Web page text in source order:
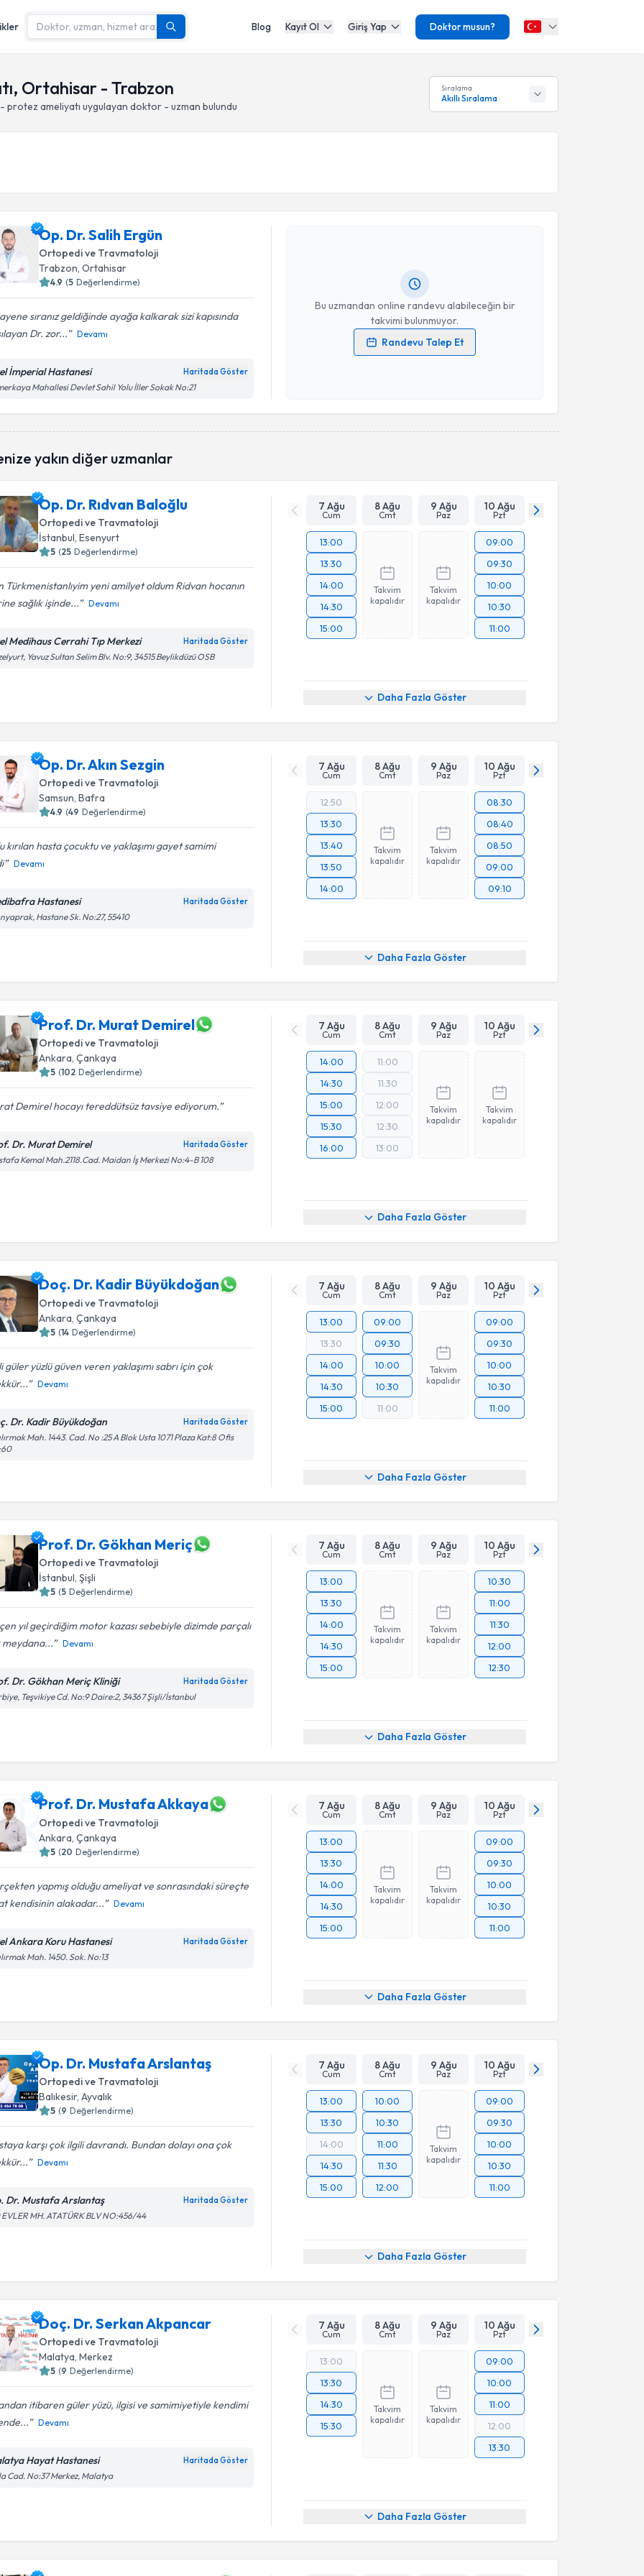
Blog Kayıt Ol Giriş Yap Doktor musun?
Ortahisar - Trabzon
protez ameliyatı uygulayan doktor - uzman bulundu
Sıralama
Akıllı Sıralama
Op. Dr. Salih Ergün
Ortopedi ve Travmatoloji
Trabzon, Ortahisar
4.9 (5 Değerlendirme)
sıranız geldiğinde ayağa kalkarak sizi kapısında
Dr. zor...
Devamı
İmperial Hastanesi Haritada Göster
Mahallesi Devlet Sahil Yolu İller Sokak No:21
Bu uzmandan online randevu alabileceğin bir
takvimi bulunmuyor.
Randevu Talep Et
Op. Dr. Salih Ergün
Kişisel verilerimin işlenmesine ilişkinAydınlatma Metni
Takvim Talebini Gönder
yakın diğer uzmanlar
Op. Dr. Rıdvan Baloğlu
Ortopedi ve Travmatoloji
İstanbul, Esenyurt
5 (25 Değerlendirme)
Türkmenistanlıyim yeni amilyet oldum Ridvan hocanın
sağlık işinde...
Devamı
Medihaus Cerrahi Tıp Merkezi Haritada Göster
Yavuz Sultan Selim Blv. No:9, 34515 Beylikdüzü OSB
7 Ağu
Cum
8 Ağu
Cmt
9 Ağu
Paz
10 Ağu
Pzt
13:00
13:30
14:00
14:30
15:00
Takvim
kapalıdır
Takvim
kapalıdır
09:00
09:30
10:00
10:30
11:00
Daha Fazla Göster
Op. Dr. Akın Sezgin
Ortopedi ve Travmatoloji
Samsun , Bafra
4.9 (49 Değerlendirme)
kırılan hasta çocuktu ve yaklaşımı gayet samimi
Devamı
Hastanesi Haritada Göster
Hastane Sk. No:27, 55410
7 Ağu
Cum
8 Ağu
Cmt
9 Ağu
Paz
10 Ağu
Pzt
12:50
13:30
13:40
13:50
14:00
Takvim
kapalıdır
Takvim
kapalıdır
08:30
08:40
08:50
09:00
09:10
Daha Fazla Göster
Prof. Dr. Murat Demirel
Ortopedi ve Travmatoloji
Ankara, Çankaya
5 (102 Değerlendirme)
Demirel hocayı tereddütsüz tavsiye ediyorum.
Dr. Murat Demirel Haritada Göster
Kemal Mah.2118.Cad. Maidan İş Merkezi No:4-B 108
7 Ağu
Cum
8 Ağu
Cmt
9 Ağu
Paz
10 Ağu
Pzt
14:00
14:30
15:00
15:30
16:00
11:00
11:30
12:00
12:30
13:00
Takvim
kapalıdır
Takvim
kapalıdır
Daha Fazla Göster
Doç. Dr. Kadir Büyükdoğan
Ortopedi ve Travmatoloji
Ankara , Çankaya
5 (14 Değerlendirme)
güler yüzlü güven veren yaklaşımı sabrı için çok
Devamı
Dr. Kadir Büyükdoğan Haritada Göster
Mah. 1443. Cad. No :25 A Blok Usta 1071 Plaza Kat:8 Ofis
7 Ağu
Cum
8 Ağu
Cmt
9 Ağu
Paz
10 Ağu
Pzt
13:00
13:30
14:00
14:30
15:00
09:00
09:30
10:00
10:30
11:00
Takvim
kapalıdır
09:00
09:30
10:00
10:30
11:00
Daha Fazla Göster
Prof. Dr. Gökhan Meriç
Ortopedi ve Travmatoloji
İstanbul, Şişli
5 (5 Değerlendirme)
yıl geçirdiğim motor kazası sebebiyle dizimde parçalı
meydana...
Devamı
Dr. Gökhan Meriç Kliniği Haritada Göster
Teşvikiye Cd. No:9 Daire:2, 34367 Şişli/İstanbul
7 Ağu
Cum
8 Ağu
Cmt
9 Ağu
Paz
10 Ağu
Pzt
13:00
13:30
14:00
14:30
15:00
Takvim
kapalıdır
Takvim
kapalıdır
10:30
11:00
11:30
12:00
12:30
Daha Fazla Göster
Prof. Dr. Mustafa Akkaya
Ortopedi ve Travmatoloji
Ankara , Çankaya
5 (20 Değerlendirme)
yapmış olduğu ameliyat ve sonrasındaki süreçte
kendisinin alakadar...
Devamı
Ankara Koru Hastanesi Haritada Göster
Mah. 1450. Sok. No:13
7 Ağu
Cum
8 Ağu
Cmt
9 Ağu
Paz
10 Ağu
Pzt
13:00
13:30
14:00
14:30
15:00
Takvim
kapalıdır
Takvim
kapalıdır
09:00
09:30
10:00
10:30
11:00
Daha Fazla Göster
Op. Dr. Mustafa Arslantaş
Ortopedi ve Travmatoloji
Balıkesir, Ayvalık
5 (9 Değerlendirme)
karşı çok ilgili davrandı. Bundan dolayı ona çok
Devamı
Dr. Mustafa Arslantaş Haritada Göster
EVLER MH. ATATÜRK BLV NO:456/44
7 Ağu
Cum
8 Ağu
Cmt
9 Ağu
Paz
10 Ağu
Pzt
13:00
13:30
14:00
14:30
15:00
10:00
10:30
11:00
11:30
12:00
Takvim
kapalıdır
09:00
09:30
10:00
10:30
11:00
Daha Fazla Göster
Doç. Dr. Serkan Akpancar
Ortopedi ve Travmatoloji
Malatya , Merkez
5 (9 Değerlendirme)
itibaren güler yüzü, ilgisi ve samimiyetiyle kendimi
Devamı
Hayat Hastanesi Haritada Göster
Cad. No:37 Merkez, Malatya
7 Ağu
Cum
8 Ağu
Cmt
9 Ağu
Paz
10 Ağu
Pzt
13:00
13:30
14:30
15:30
Takvim
kapalıdır
Takvim
kapalıdır
09:00
10:00
11:00
12:00
13:30
Daha Fazla Göster